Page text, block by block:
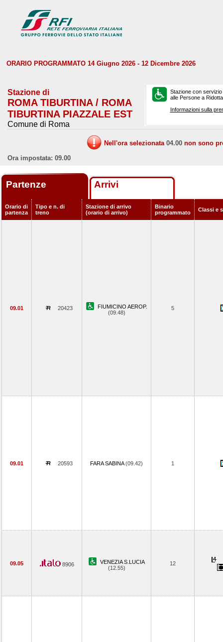
ORARIO PROGRAMMATO 14 Giugno 2026 - 12 Dicembre 2026
Stazione di
ROMA TIBURTINA / ROMA
TIBURTINA PIAZZALE EST
Comune di Roma
Stazione con
alle Persone a
Informazioni sulla
Nell'ora selezionata 04.00 non sono
Ora impostata: 09.00
Partenze Arrivi
Orario di
partenza
Tipo e n. di
treno
Stazione di arrivo
(orario di arrivo)
Binario
programmato
Classi e
09.01 20423
FIUMICINO AEROP.
(09.48)
5
09.01 20593 FARA SABINA(09.42) 1
09.05 8906
VENEZIA S.LUCIA
(12.55)
12